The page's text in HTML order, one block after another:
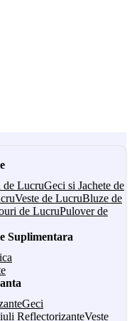
de LucruGeci si Jachete de
Veste de LucruBluze de
de LucruPulover de
Suplimentara
Geci
ReflectorizanteVeste